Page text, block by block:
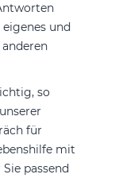
und
so
für
mit
passend